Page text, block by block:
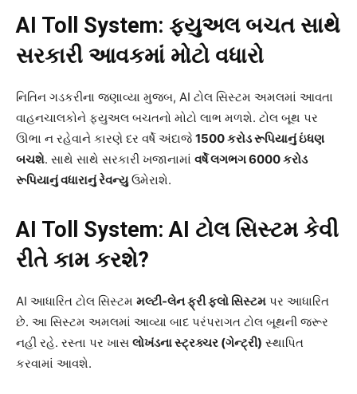
AI Toll System: ફ્યુઅલ બચત સાથે
સરકારી આવકમાં મોટો વધારો
નિતિન ગડકરીના જણાવ્યા મુજબ, AI ટોલ સિસ્ટમ અમલમાં આવતા
વાહનચાલકોને ફ્યુઅલ બચતનો મોટો લાભ મળશે. ટોલ બૂથ પર
ઊભા ન રહેવાને કારણે દર વર્ષે અંદાજે 1500કરોડ રૂપિયાનું ઇંધણ
બચશે. સાથે સાથે સરકારી ખજાનામાં વર્ષે લગભગ 6000કરોડ
રૂપિયાનું વધારાનું રેવન્યુઉમેરાશે.
AI Toll System: AI ટોલ સિસ્ટમ કેવી
રીતે કામ કરશે?
AI આધારિત ટોલ સિસ્ટમ મલ્ટી-લેન ફ્રી ફ્લો સિસ્ટમ પર આધારિત
છે. આ સિસ્ટમ અમલમાં આવ્યા બાદ પરંપરાગત ટોલ બૂથની જરૂર
નહીં રહે. રસ્તા પર ખાસ લોખંડના સ્ટ્રક્ચર (ગેન્ટ્રી) સ્થાપિત
કરવામાં આવશે.